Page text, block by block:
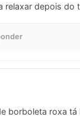
relaxar depois do
borboleta roxa